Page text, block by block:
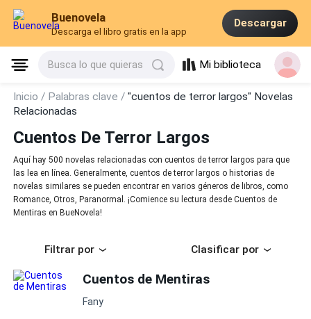
Buenovela
Descarga el libro gratis en la app
Descargar
Busca lo que quieras Mi biblioteca
Inicio / Palabras clave /"cuentos de terror largos" Novelas
Relacionadas
Cuentos De Terror Largos
Aquí hay 500 novelas relacionadas con cuentos de terror largos para que
las lea en línea. Generalmente, cuentos de terror largos o historias de
novelas similares se pueden encontrar en varios géneros de libros, como
Romance, Otros, Paranormal. ¡Comience su lectura desde Cuentos de
Mentiras en BueNovela!
Filtrar por Clasificar por
Cuentos de Mentiras
Fany